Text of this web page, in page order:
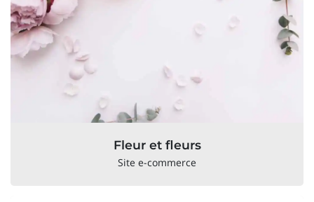
Fleur et fleurs
Site e-commerce